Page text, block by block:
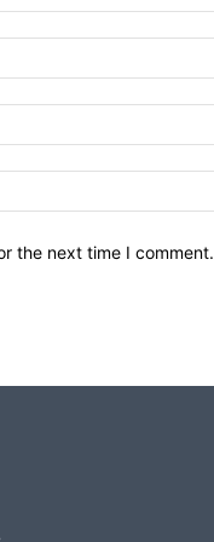
the next time I comment.